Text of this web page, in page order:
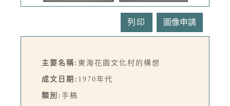
列印
主要名稱: 東海花園文化村的構想
成文日期: 1970年代
類別: 手稿